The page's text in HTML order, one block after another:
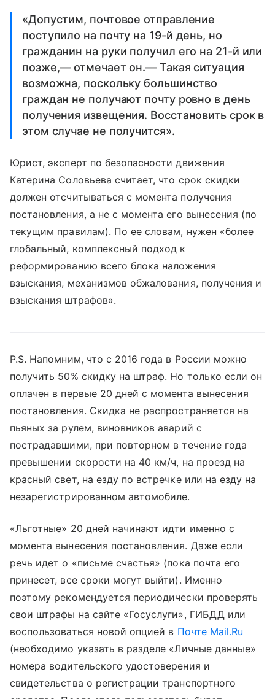
«Допустим, почтовое отправление
поступило на почту на 19-й день, но
гражданин на руки получил его на 21-й или
позже,— отмечает он.— Такая ситуация
возможна, поскольку большинство
граждан не получают почту ровно в день
получения извещения. Восстановить срок в
этом случае не получится».
Юрист, эксперт по безопасности движения
Катерина Соловьева считает, что срок скидки
должен отсчитываться с момента получения
постановления, а не с момента его вынесения (по
текущим правилам). По ее словам, нужен «более
глобальный, комплексный подход к
реформированию всего блока наложения
взыскания, механизмов обжалования, получения и
взыскания штрафов».
P.S. Напомним, что с 2016 года в России можно
получить 50% скидку на штраф. Но только если он
оплачен в первые 20 дней с момента вынесения
постановления. Скидка не распространяется на
пьяных за рулем, виновников аварий с
пострадавшими, при повторном в течение года
превышении скорости на 40 км/ч, на проезд на
красный свет, на езду по встречке или на езду на
незарегистрированном автомобиле.
«Льготные» 20 дней начинают идти именно с
момента вынесения постановления. Даже если
речь идет о «письме счастья» (пока почта его
принесет, все сроки могут выйти). Именно
поэтому рекомендуется периодически проверять
свои штрафы на сайте «Госуслуги», ГИБДД или
воспользоваться новой опцией в Почте Mail.Ru
(необходимо указать в разделе «Личные данные»
номера водительского удостоверения и
свидетельства о регистрации транспортного